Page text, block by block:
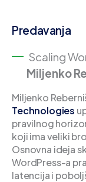
Predavanja
Scaling
Miljenko
Miljenko
Technologies
pravilnog
koji ima veliki
Osnovna ideja
WordPress-a
latencija i